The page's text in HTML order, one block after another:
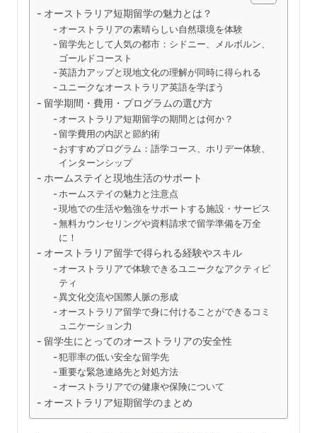
オーストラリア短期留学の魅力とは？
オーストラリアの素晴らしい自然環境を体験
留学先として人気の都市：シドニー、メルボルン、
ゴールドコースト
英語力アップと現地文化の理解が同時に得られる
ユニークなオーストラリア英語を学ぼう
留学期間・費用・プログラムの選び方
オーストラリア短期留学の期間とは何か？
留学費用の内訳と節約術
おすすめプログラム：語学コース、ホリデー体験、
インターンシップ
ホームステイと現地生活のサポート
ホームステイの魅力と注意点
現地での生活や勉強をサポートする施設・サービス
無料カウンセリングや資料請求で留学準備を万全
に！
オーストラリア留学で得られる経験やスキル
オーストラリアで体験できるユニークなアクティビ
ティ
異文化交流や国際人脈の形成
オーストラリア留学で身に付けることができるコミ
ュニケーション力
留学生にとってのオーストラリアの安全性
犯罪率の低い安全な留学先
重要な緊急連絡先と対処方法
オーストラリアでの健康や保険について
オーストラリア短期留学のまとめ